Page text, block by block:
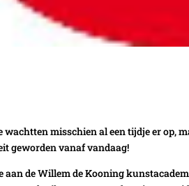
misschien al een tijdje er op,
geworden vanaf vandaag!
aan de Willem de Kooning